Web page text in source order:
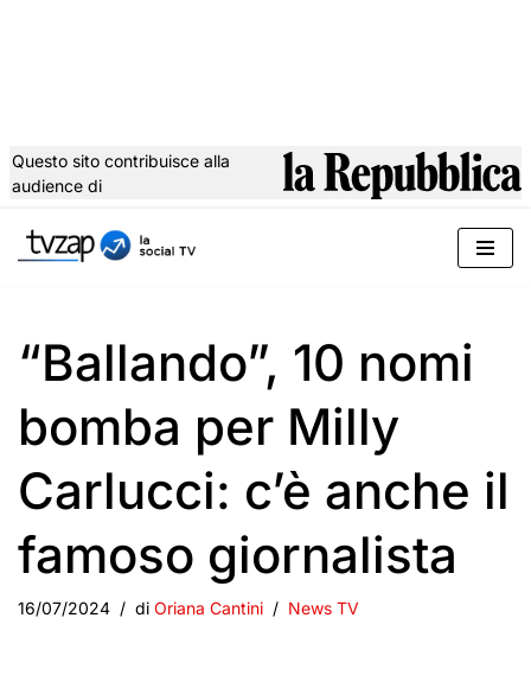
al
Questo sito contribuisce alla
audience di
“Ballando”, 10 nomi
bomba per Milly
Carlucci: c’è anche il
famoso giornalista
16/07/2024 di Oriana Cantini News TV